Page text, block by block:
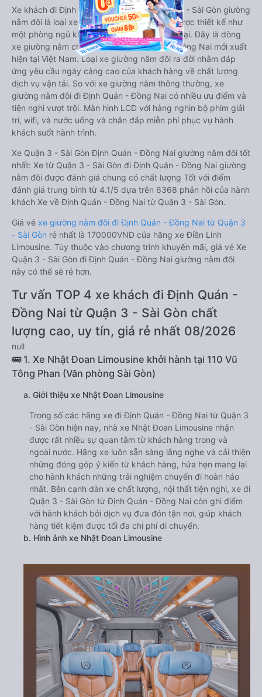
Xe khách đi Định Quán - Đồng Nai từ Quận 3 - Sài Gòn giường
nằm đôi là loại xe đặc biệt. Với mỗi giường được thiết kế như
một phòng ngủ khách sạn sang trọng, hiện đại. Đây là dòng
xe giường nằm cho cặp đôi đi Định Quán - Đồng Nai mới xuất
hiện tại Việt Nam. Loại xe giường nằm đôi ra đời nhằm đáp
ứng yêu cầu ngày càng cao của khách hàng về chất lượng
dịch vụ vận tải. So với xe giường nằm thông thường, xe
giường nằm đôi đi Định Quán - Đồng Nai có nhiều ưu điểm và
tiện nghi vượt trội. Màn hình LCD với hàng nghìn bộ phim giải
trí, wifi, và nước uống và chăn đắp miễn phí phục vụ hành
khách suốt hành trình.
Xe Quận 3 - Sài Gòn Định Quán - Đồng Nai giường nằm đôi tốt
nhất: Xe từ Quận 3 - Sài Gòn đi Định Quán - Đồng Nai giường
nằm đôi được đánh giá chung có chất lượng Tốt với điểm
đánh giá trung bình từ 4.1/5 dựa trên 6368 phản hồi của hành
khách Xe về Định Quán - Đồng Nai từ Quận 3 - Sài Gòn.
Giá vé xe giường nằm đôi đi Định Quán - Đồng Nai từ Quận 3
- Sài Gòn rẻ nhất là 170000VND của hãng xe Điền Linh
Limousine. Tùy thuộc vào chương trình khuyến mãi, giá vé Xe
Quận 3 - Sài Gòn đi Định Quán - Đồng Nai giường nằm đôi
này có thể sẽ rẻ hơn.
Tư vấn TOP 4 xe khách đi Định Quán -
Đồng Nai từ Quận 3 - Sài Gòn chất
lượng cao, uy tín, giá rẻ nhất 08/2026
null
🚌 1. Xe Nhật Đoan Limousine khởi hành tại 110 Vũ
Tông Phan (Văn phòng Sài Gòn)
a. Giới thiệu xe Nhật Đoan Limousine
Trong số các hãng xe đi Định Quán - Đồng Nai từ Quận 3
- Sài Gòn hiện nay, nhà xe Nhật Đoan Limousine nhận
được rất nhiều sự quan tâm từ khách hàng trong và
ngoài nước. Hãng xe luôn sẵn sàng lắng nghe và cải thiện
những đóng góp ý kiến từ khách hàng, hứa hẹn mang lại
cho hành khách những trải nghiệm chuyến đi hoàn hảo
nhất. Bên cạnh dàn xe chất lượng, nội thất tiện nghi, xe đi
Quận 3 - Sài Gòn từ Định Quán - Đồng Nai còn ghi điểm
với hành khách bởi dịch vụ đưa đón tận nơi, giúp khách
hàng tiết kiệm được tối đa chi phí di chuyển.
b. Hình ảnh xe Nhật Đoan Limousine